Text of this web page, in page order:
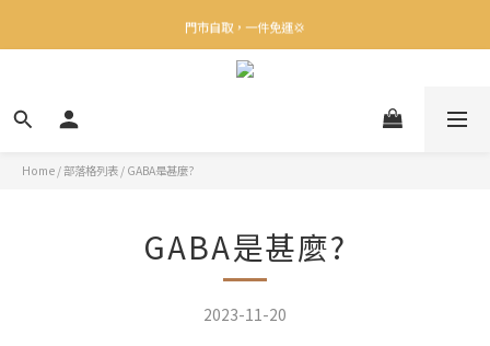
✨下載Three Little Meow App 即享多重禮遇！
門市自取，一件免運💢
🛒購物滿$400送貨上門免運
Home /部落格列表 / GABA是甚麼?
GABA是甚麼?
2023-11-20